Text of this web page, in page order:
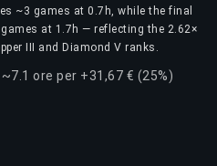
~3 games at 0.7h, while the final
at 1.7h — reflecting the 2.62×
III and Diamond V ranks.
ore per +31,67 € (25%)